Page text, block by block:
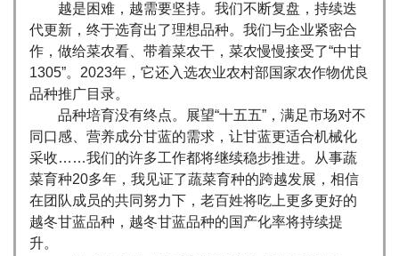
越是困难，越需要坚持。我们不断复盘，持续迭
代更新，终于选育出了理想品种。我们与企业紧密合
作，做给菜农看、带着菜农干，菜农慢慢接受了“中甘
1305”。2023年，它还入选农业农村部国家农作物优良
品种推广目录。
品种培育没有终点。展望“十五五”，满足市场对不
同口感、营养成分甘蓝的需求，让甘蓝更适合机械化
采收……我们的许多工作都将继续稳步推进。从事蔬
菜育种20多年，我见证了蔬菜育种的跨越发展，相信
在团队成员的共同努力下，老百姓将吃上更多更好的
越冬甘蓝品种，越冬甘蓝品种的国产化率将持续提
升。